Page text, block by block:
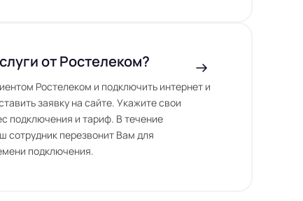
от Ростелеком?
Ростелеком и подключить интернет и
заявку на сайте. Укажите свои
подключения и тариф. В течение
перезвонит Вам для
подключения.